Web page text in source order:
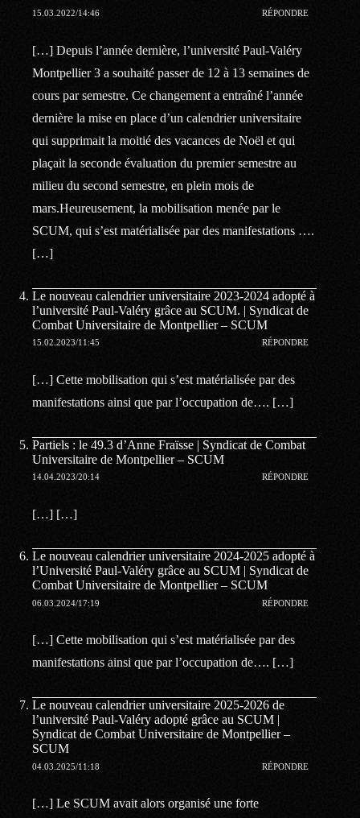
15.03.2022/14:46 RÉPONDRE
[…] Depuis l’année dernière, l’université Paul-Valéry
Montpellier 3 a souhaité passer de 12 à 13 semaines de
cours par semestre. Ce changement a entraîné l’année
dernière la mise en place d’un calendrier universitaire
qui supprimait la moitié des vacances de Noël et qui
plaçait la seconde évaluation du premier semestre au
milieu du second semestre, en plein mois de
mars.Heureusement, la mobilisation menée par le
SCUM, qui s’est matérialisée par des manifestations ….
[…]
Le nouveau calendrier universitaire 2023-2024 adopté à
l’université Paul-Valéry grâce au SCUM. | Syndicat de
Combat Universitaire de Montpellier – SCUM
15.02.2023/11:45 RÉPONDRE
[…] Cette mobilisation qui s’est matérialisée par des
manifestations ainsi que par l’occupation de…. […]
Partiels : le 49.3 d’Anne Fraïsse | Syndicat de Combat
Universitaire de Montpellier – SCUM
14.04.2023/20:14 RÉPONDRE
[…] […]
Le nouveau calendrier universitaire 2024-2025 adopté à
l’Université Paul-Valéry grâce au SCUM | Syndicat de
Combat Universitaire de Montpellier – SCUM
06.03.2024/17:19 RÉPONDRE
[…] Cette mobilisation qui s’est matérialisée par des
manifestations ainsi que par l’occupation de…. […]
Le nouveau calendrier universitaire 2025-2026 de
l’université Paul-Valéry adopté grâce au SCUM |
Syndicat de Combat Universitaire de Montpellier –
SCUM
04.03.2025/11:18 RÉPONDRE
[…] Le SCUM avait alors organisé une forte